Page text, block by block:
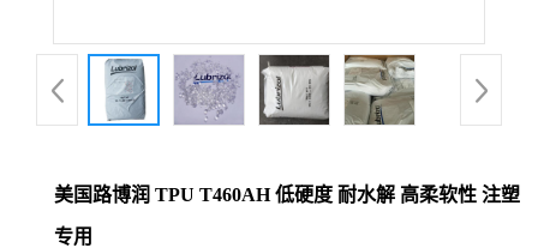
美国路博润 TPU T460AH 低硬度 耐水解 高柔软性 注塑
专用